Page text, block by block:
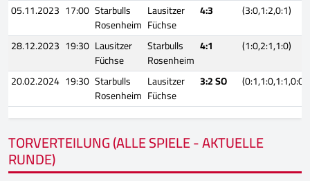
05.11.2023 17:00 Starbulls
Rosenheim
Lausitzer
Füchse
4:3
(3:0,1:2,0:1)
28.12.2023 19:30 Lausitzer
Füchse
Starbulls
Rosenheim
4:1
(1:0,2:1,1:0)
20.02.2024 19:30 Starbulls
Rosenheim
Lausitzer
Füchse
3:2 SO
TORVERTEILUNG (ALLE SPIELE - AKTUELLE
RUNDE)